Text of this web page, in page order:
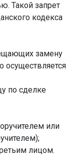
Такой запрет
кодекса
замену
осуществляется
по сделке
или
лицом.